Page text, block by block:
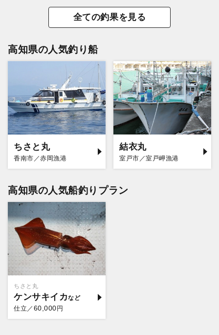
全ての釣果を見る
高知県の人気釣り船
ちさと丸
香南市／赤岡漁港
結衣丸
室戸市／室戸岬漁港
高知県の人気船釣りプラン
ちさと丸
ケンサキイカ
仕立／ 60,000 円